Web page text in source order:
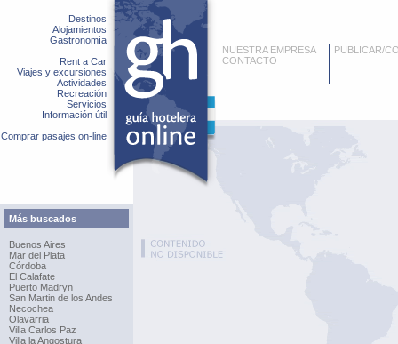
Destinos
Alojamientos
Gastronomía
Rent a Car
Viajes y excursiones
Actividades
Recreación
Servicios
Información útil
Comprar pasajes on-line
Más buscados
Buenos Aires
Mar del Plata
Córdoba
El Calafate
Puerto Madryn
San Martin de los Andes
Necochea
Olavarria
Villa Carlos Paz
Villa la Angostura
NUESTRA EMPRESA
CONTACTO
PUBLICAR/